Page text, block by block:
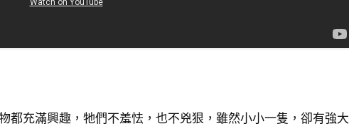
都充滿興趣，牠們不羞怯，也不兇狠，雖然小小一隻，卻有強大